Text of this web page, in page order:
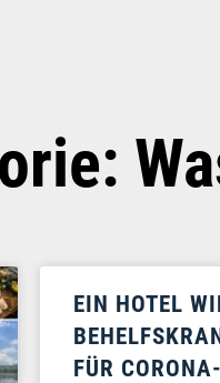
EIN HOTEL
FÜR CORONA-